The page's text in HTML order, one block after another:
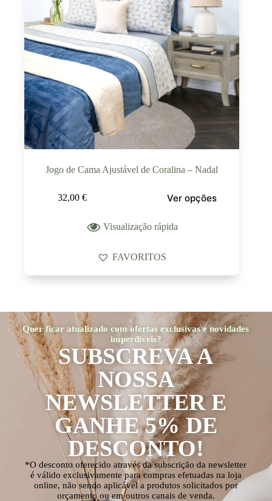
Jogo de Cama Ajustável de Coralina – Nadal
32,00 € Ver opções
Visualização rápida
FAVORITOS
Quer ficar atualizado com ofertas exclusivas e novidades
imperdíveis?
SUBSCREVA A
NOSSA
NEWSLETTER E
GANHE 5% DE
DESCONTO!
*O desconto oferecido através da subscrição da newsletter
é válido exclusivamente para compras efetuadas na loja
online, não sendo aplicável a produtos solicitados por
orçamento ou em outros canais de venda.